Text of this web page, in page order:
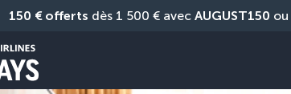
150 € offerts dès 1 500 € avec AUGUST150 ou